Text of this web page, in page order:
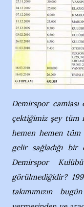
Demirspor
çektiğimiz şey tüm
hemen hemen tüm
gelir sağladığı bir
Demirspor
görülmediğidir?
takımımızın